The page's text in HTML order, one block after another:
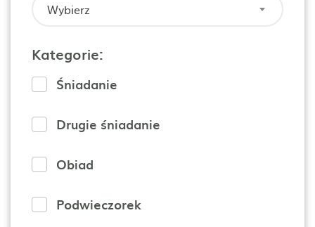
Wybierz
Kategorie:
Śniadanie
Drugie śniadanie
Obiad
Podwieczorek